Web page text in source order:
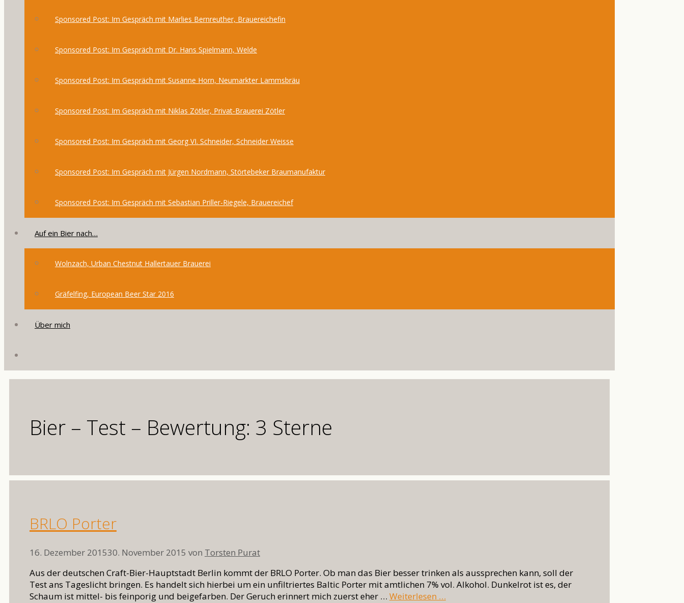
Sponsored Post: Im Gespräch mit Marlies Bernreuther, Brauereichefin
Sponsored Post: Im Gespräch mit Dr. Hans Spielmann, Welde
Sponsored Post: Im Gespräch mit Susanne Horn, Neumarkter Lammsbräu
Sponsored Post: Im Gespräch mit Niklas Zötler, Privat-Brauerei Zötler
Sponsored Post: Im Gespräch mit Georg VI. Schneider, Schneider Weisse
Sponsored Post: Im Gespräch mit Jürgen Nordmann, Störtebeker Braumanufaktur
Sponsored Post: Im Gespräch mit Sebastian Priller-Riegele, Brauereichef
Auf ein Bier nach…
Wolnzach, Urban Chestnut Hallertauer Brauerei
Gräfelfing, European Beer Star 2016
Über mich
Bier – Test – Bewertung: 3 Sterne
BRLO Porter
16. Dezember 201530. November 2015 von Torsten Purat
Aus der deutschen Craft-Bier-Hauptstadt Berlin kommt der BRLO Porter. Ob man das Bier besser trinken als aussprechen kann, soll der
Test ans Tageslicht bringen. Es handelt sich hierbei um ein unfiltriertes Baltic Porter mit amtlichen 7% vol. Alkohol. Dunkelrot ist es, der
Schaum ist mittel- bis feinporig und beigefarben. Der Geruch erinnert mich zuerst eher … Weiterlesen …